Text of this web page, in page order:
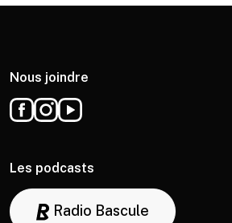
Nous joindre
Les podcasts
Radio Bascule